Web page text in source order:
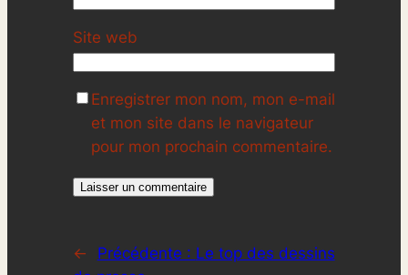
Site web
Enregistrer mon nom, mon e-mail
et mon site dans le navigateur
pour mon prochain commentaire.
← Précédente : Le top des dessins